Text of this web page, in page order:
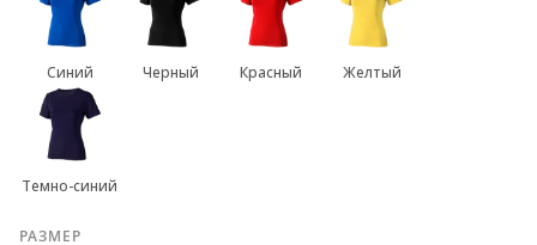
Синий Черный Красный Желтый
Темно-синий
РАЗМЕР